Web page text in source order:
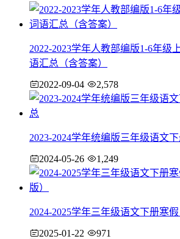
2022-2023学年人教部编版1-6年级
语汇总（含答案）
2022-09-04 2,578
2023-2024学年统编版三年级语文
2024-05-26 1,249
2024-2025学年三年级语文下册寒
2025-01-22 971